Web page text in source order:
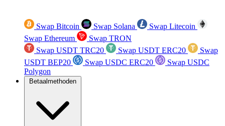
Swap Bitcoin Swap Solana
Swap Litecoin
Swap Ethereum
Swap TRON
Swap USDT TRC20
Swap USDT ERC20
Swap
USDT BEP20
Swap USDC ERC20
Swap USDC
Polygon
Betaalmethoden